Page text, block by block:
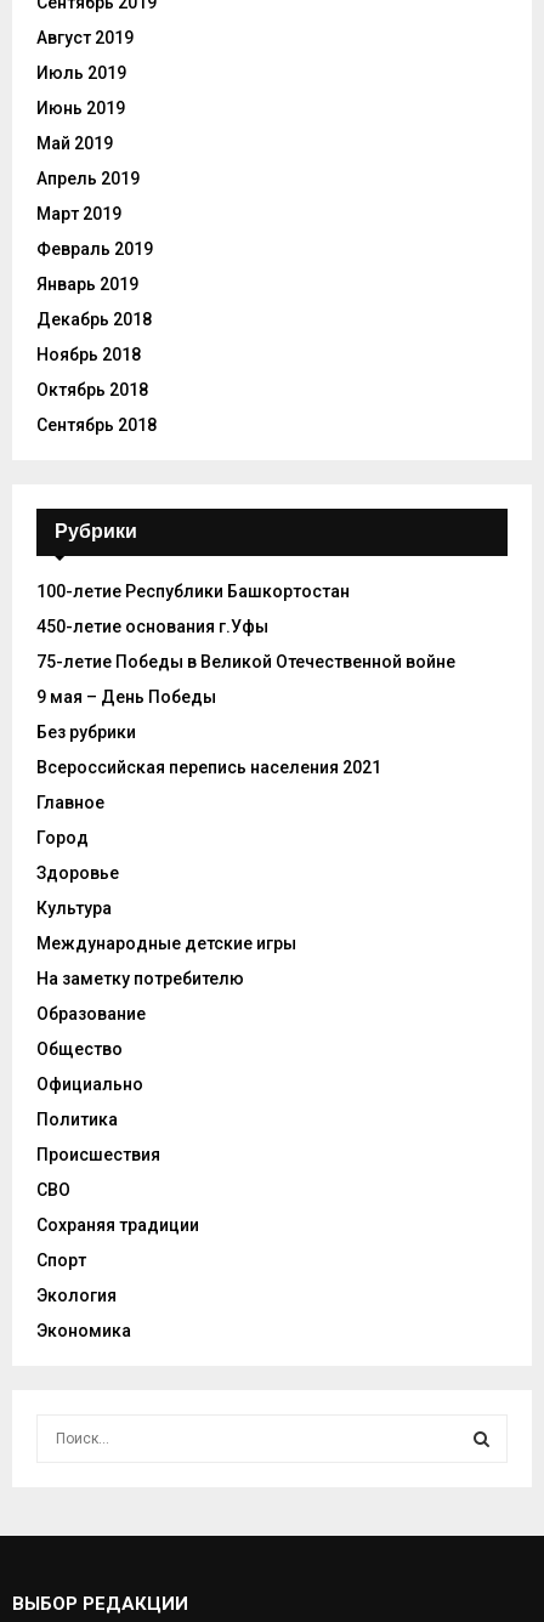
Август 2019
Июль 2019
Июнь 2019
Май 2019
Апрель 2019
Март 2019
Февраль 2019
Январь 2019
Декабрь 2018
Ноябрь 2018
Октябрь 2018
Сентябрь 2018
Рубрики
100-летие Республики Башкортостан
450-летие основания г.Уфы
75-летие Победы в Великой Отечественной войне
9 мая – День Победы
Без рубрики
Всероссийская перепись населения 2021
Главное
Город
Здоровье
Культура
Международные детские игры
На заметку потребителю
Образование
Общество
Официально
Политика
Происшествия
СВО
Сохраняя традиции
Спорт
Экология
Экономика
С
ВЫБОР РЕДАКЦИИ